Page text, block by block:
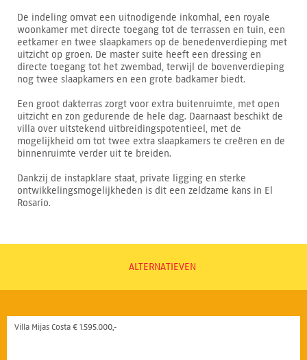
De indeling omvat een uitnodigende inkomhal, een royale
woonkamer met directe toegang tot de terrassen en tuin, een
eetkamer en twee slaapkamers op de benedenverdieping met
uitzicht op groen. De master suite heeft een dressing en
directe toegang tot het zwembad, terwijl de bovenverdieping
nog twee slaapkamers en een grote badkamer biedt.
Een groot dakterras zorgt voor extra buitenruimte, met open
uitzicht en zon gedurende de hele dag. Daarnaast beschikt de
villa over uitstekend uitbreidingspotentieel, met de
mogelijkheid om tot twee extra slaapkamers te creëren en de
binnenruimte verder uit te breiden.
Dankzij de instapklare staat, private ligging en sterke
ontwikkelingsmogelijkheden is dit een zeldzame kans in El
Rosario.
ALTERNATIEVEN
Villa Mijas Costa € 1.595.000,-